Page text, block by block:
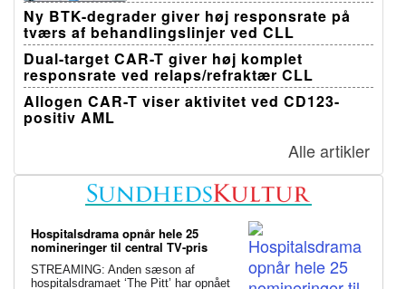
Ny BTK-degrader giver høj responsrate på
tværs af behandlingslinjer ved CLL
Dual-target CAR-T giver høj komplet
responsrate ved relaps/refraktær CLL
Allogen CAR-T viser aktivitet ved CD123-
positiv AML
Alle artikler
Hospitalsdrama opnår hele 25
nomineringer til central TV-pris
STREAMING: Anden sæson af
hospitalsdramaet ‘The Pitt’ har opnået